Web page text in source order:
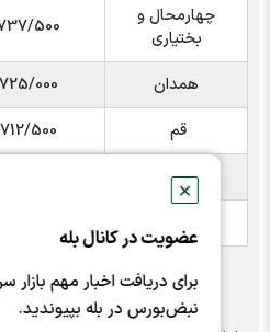
✕
عضویت در کانال بله
برای دریافت اخبار مهم بازار
نبض‌بورس در بله بپیوندید.
چهارمحال و
بختیاری
500
همدان 725/000
قم
712/500
یزد